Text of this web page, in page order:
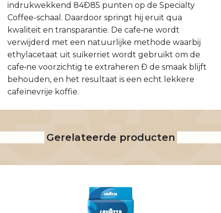
indrukwekkend 84Ð85 punten op de Specialty
Coffee-schaal. Daardoor springt hij eruit qua
kwaliteit en transparantie. De cafe•ne wordt
verwijderd met een natuurlijke methode waarbij
ethylacetaat uit suikerriet wordt gebruikt om de
cafe•ne voorzichtig te extraheren Ð de smaak blijft
behouden, en het resultaat is een echt lekkere
cafeïnevrije koffie.
Gerelateerde producten